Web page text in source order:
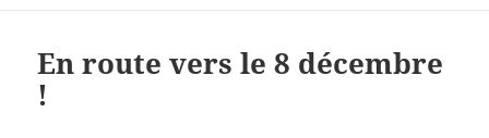
En route vers le 8 décembre
!